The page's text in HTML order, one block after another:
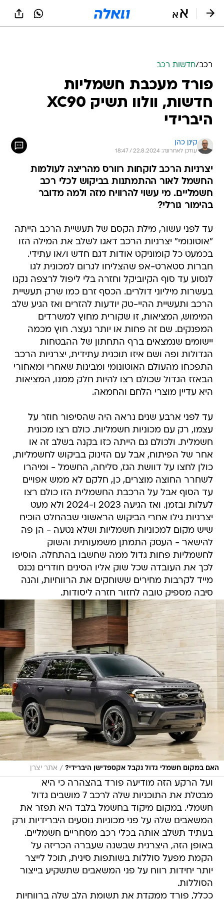
רכב/חדשות רכב
פורד מעכבת חשמליות
חדשות, וולוו תשיק XC90
היברידי
קינן כהן
עודכן לאחרונה: 22.8.2024 / 18:47
יצרניות הרכב לוקחות רוורס מהריצה לעולמות
החשמל לאור ההתמתנות בביקוש לכלי רכב
חשמליים. מי עשוי להרוויח מזה ולמה מדובר
בהימור גורלי?
עד לפני עשור, מילת הקסם של תעשיית הרכב הייתה
"אוטונומי" יצרניות הרכב דאגו לשלב את המילה הזו
בכמעט כל קומוניקט אודות דגם חדש ו/או עתידי.
חברות סטארט-אפ שהצליחו לגרום למכונית לגו
לנסוע עד סוף הקיוביקל וחזרה בלי ליפול לרצפה נקנו
בעשרות מיליוני דולרים. הכסף זרם כמו שרק תעשיית
הרכב ותעשיית ההיי-טק יודעות להזרים ואז הגיע שלב
המימוש, המציאות, זו שקורית מחוץ למשרדים
המפנקים. שם זה פחות או יותר נעצר. חוץ מכמה
יישומים שנמצאים ברף התחתון של ההבטחות
הגדולות ופה ושם איזו תוכנית עתידית, יצרניות הרכב
התפכחו מהעולם האוטונומי ומבינות שאחרי ומאחורי
הבאזז הגדול שכולם רצו להיות חלק ממנו, המציאות
היא עדיין מוצרי הלחם והחמאה.
עד לפני ארבע שנים נראה היה שהסיפור חוזר על
עצמו, רק עם מכוניות חשמליות. כולם רצו מכונית
חשמלית. ולכולם גם הייתה כזו בקנה בשלב זה או
אחר של הפיתוח, אבל עם הזינוק בביקוש לחשמליות,
כולן לחצו על דוושת הגז, סליחה, החשמל - ומיהרו
לשחרר החוצה מוצרים, כן, חלקם לא ממש אפויים
עד הסוף אבל על הרכבת החשמלית הזו כולם רצו
לעלות ובזמן. ואז הגיעה 2023 ו-2024 ולא מעט
יצרניות גילו אחרי הביקוש הראשוני שבהחלט הוכיח
שיש מקום למכוניות חשמליות ושלא נטעה - הן פה
להישאר - העסק התמתן משמעותית והשוק
לחשמליות פחות גדול ממה שחשבו בהתחלה. הוסיפו
לכך את העובדה שכל שוק אליו הסינים חודרים נכנס
מייד לקרבות מחירים ששוחקים את הרווחיות, והנה
סיבה מספיק טובה לחזור חזרה ליסודות.
האם במקום חשמלי גדול נקבל אקספדישן היברידי? / אתר יצרן
ועל הרקע הזה מודיעה פורד בהצהרה כי היא
מבטלת את התוכניות שלה לרכב 7 מושבים גדול
חשמלי. במקום מיקוד בחשמל בלבד היא תפזר את
המשאבים שלה על פני מכוניות נוסעים היברידיות ורק
בעתיד תשלב אותה בכלי רכב מסחריים חשמליים.
באופן הזה, היצרנית שבשנה שעברה הכריזה על
הקמת מפעל סוללות בשותפות סינית, תוכל לייצר
יותר יחידות רווח על פני המשאבים שתשקיע בייצור
הסוללות.
ככלל, פורד ממקדת את תשומת הלב שלה ברווחיות